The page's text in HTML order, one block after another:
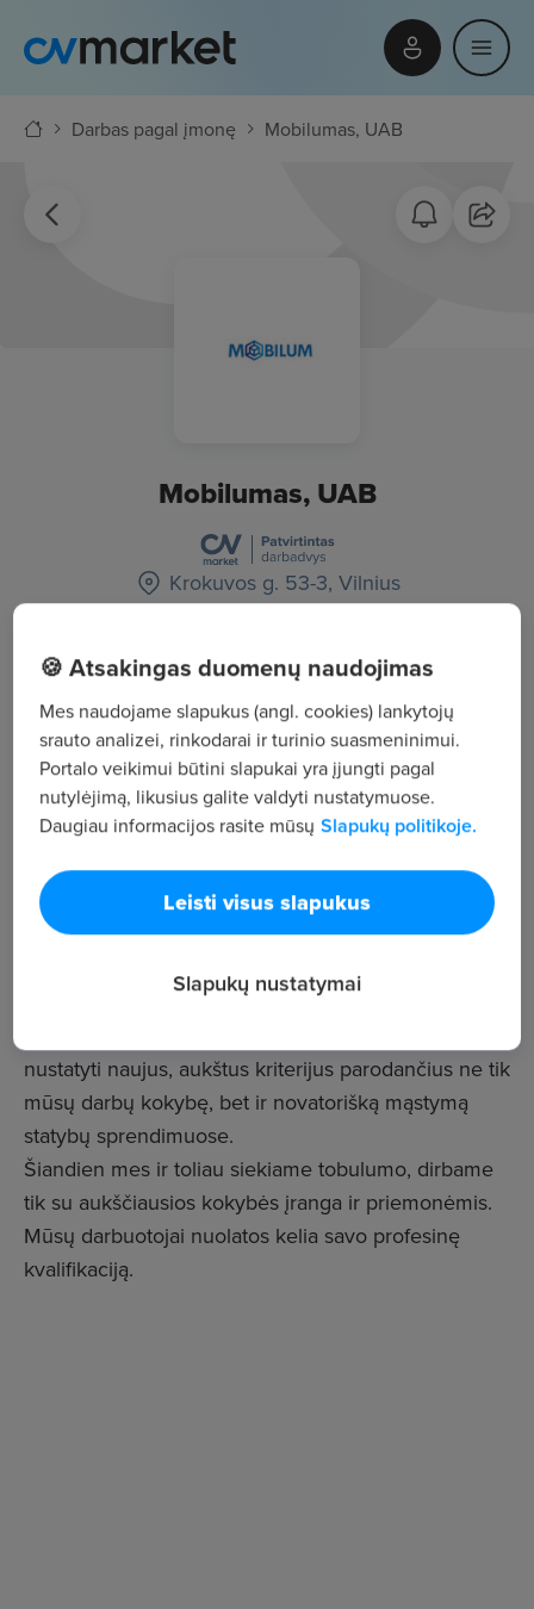
Darbas pagal įmonę Mobilumas, UAB
Mobilumas, UAB
Krokuvos g. 53-3, Vilnius
Žiūrėti visus skelbimus
Įmonės aprašymas
10
Darbuotojų sk.
190
Peržiūros
~2 859 €
Vid. atlyginimas
„Mobilumas“ veiklą pradėjo prieš daugiau nei 12
metų, siekiant pakeisti tuo metu dominavusius
nustatyti naujus, aukštus kriterijus parodančius ne tik
mūsų darbų kokybę, bet ir novatorišką mąstymą
statybų sprendimuose.
Šiandien mes ir toliau siekiame tobulumo, dirbame
tik su aukščiausios kokybės įranga ir priemonėmis.
Mūsų darbuotojai nuolatos kelia savo profesinę
kvalifikaciją.
🍪 Atsakingas duomenų naudojimas
Mes naudojame slapukus (angl. cookies) lankytojų
srauto analizei, rinkodarai ir turinio suasmeninimui.
Portalo veikimui būtini slapukai yra įjungti pagal
nutylėjimą, likusius galite valdyti nustatymuose.
Daugiau informacijos rasite mūsų Slapukų politikoje.
Leisti visus slapukus
Slapukų nustatymai